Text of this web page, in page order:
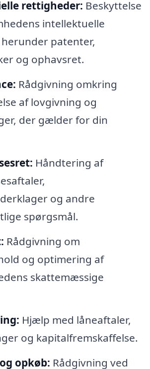
rettigheder: Beskyttelse
intellektuelle
patenter,
og ophavsret.
Rådgivning omkring
af lovgivning og
der gælder for din
Håndtering af
og andre
spørgsmål.
Rådgivning om
og optimering af
skattemæssige
Hjælp med låneaftaler,
og kapitalfremskaffelse.
opkøb: Rådgivning ved